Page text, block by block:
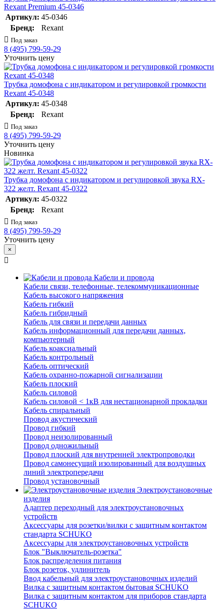
Rexant Premium 45-0346
Артикул: 45-0346
Бренд:
Rexant
Под заказ
8 (495) 799-59-29
Уточнить цену
Трубка домофона с индикатором и регулировкой громкости
Rexant 45-0348
Артикул: 45-0348
Бренд:
Rexant
Под заказ
8 (495) 799-59-29
Уточнить цену
Новинка
Трубка домофона с индикатором и регулировкой звука RX-
322 желт. Rexant 45-0322
Артикул: 45-0322
Бренд:
Rexant
Под заказ
8 (495) 799-59-29
Уточнить цену
×
Кабели и провода
Кабели связи, телефонные, телекоммуникационные
Кабель высокого напряжения
Кабель гибкий
Кабель гибридный
Кабель для связи и передачи данных
Кабель информационный для передачи данных,
компьютерный
Кабель коаксиальный
Кабель контрольный
Кабель оптический
Кабель охранно-пожарной сигнализации
Кабель плоский
Кабель силовой
Кабель силовой < 1кВ для нестационарной прокладки
Кабель спиральный
Провод акустический
Провод гибкий
Провод неизолированный
Провод одножильный
Провод плоский для внутренней электропроводки
Провод самонесущий изолированный для воздушных
линий электропередачи
Провод установочный
Электроустановочные
изделия
Адаптер переходный для электроустановочных
устройств
Аксессуары для розетки/вилки с защитным контактом
стандарта SCHUKO
Аксессуары для электроустановочных устройств
Блок "Выключатель-розетка"
Блок распределения питания
Блок розеток, удлинитель
Ввод кабельный для электроустановочных изделий
Вилка с защитным контактом бытовая SCHUKO
Вилка с защитным контактом для приборов стандарта
SCHUKO